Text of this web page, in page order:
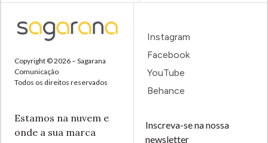
Copyright © 2026 – Sagarana
Comunicação
Todos os direitos reservados
Estamos na nuvem e
onde a sua marca
Instagram
Facebook
YouTube
Behance
Inscreva-se na nossa
newsletter